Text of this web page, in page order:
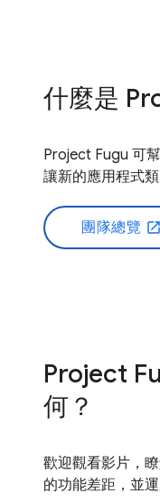
什麼是
Project Fugu 可
讓新的應用程式
團隊總覽 open_in_new
Project
何？
歡迎觀看影片，
的功能差距，並